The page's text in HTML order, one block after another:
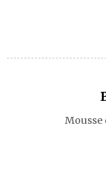
Mousse